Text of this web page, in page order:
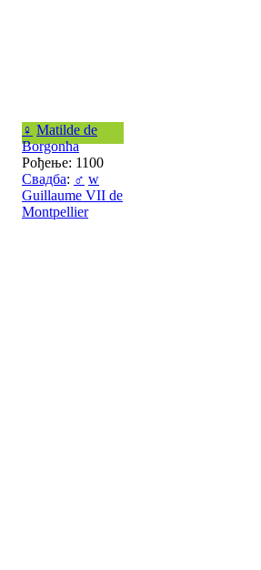
♀ Matilde de
Borgonha
Рођење: 1100
Свадба: ♂ w
Guillaume VII de
Montpellier